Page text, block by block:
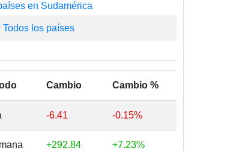
en Sudamérica
Todos los países
Cambio Cambio %
-6.41 -0.15%
+292.84 +7.23%